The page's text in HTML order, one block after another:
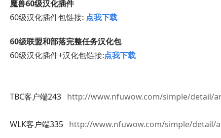
魔兽60级汉化插件
60级汉化插件包链接: 点我下载
60级联盟和部落完整任务汉化包
60级汉化插件+汉化包链接:点我下载
TBC客户端243 http://www.nfuwow.com/simple/detail/
WLK客户端335 http://www.nfuwow.com/simple/detail/